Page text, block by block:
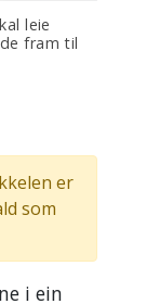
leie
fram til
er
som
i ein